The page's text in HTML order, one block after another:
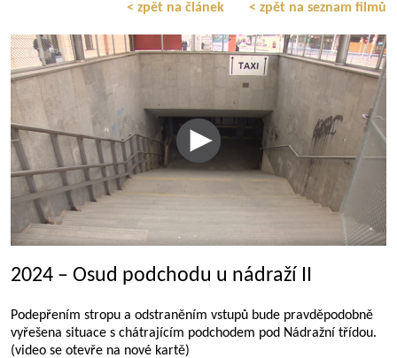
< zpět na článek < zpět na seznam filmů
2024 – Osud podchodu u nádraží II
Podepřením stropu a odstraněním vstupů bude pravděpodobně
vyřešena situace s chátrajícím podchodem pod Nádražní třídou.
(video se otevře na nové kartě)